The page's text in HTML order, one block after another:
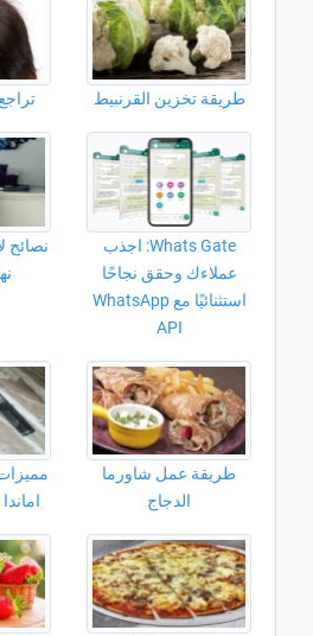
طريقة تخزين القرنبيط
Whats Gate: اجذب
عملاءك وحقق نجاحًا
استثنائيًا مع WhatsApp
API
نصائح
طريقة عمل شاورما
الدجاج